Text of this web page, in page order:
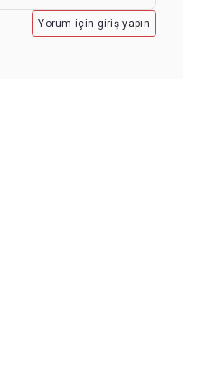
Yorum için giriş yapın